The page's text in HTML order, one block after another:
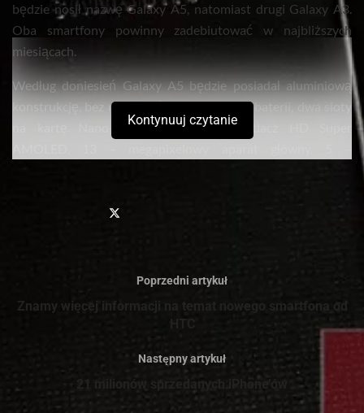
będzie nosił nazwę Galaxy A5, natomiast drugi Galaxy A3.
Oba smartfony powinny zadebiutować w najbliższych
miesiącach.
Według doniesień Galaxy A5 będzie posiadał aluminiową
konstrukcję, bez możliwości zdjęcia klapki baterii, dwa sloty
na kartę Nano-Sim, 5-calowy wyświetlacz HD Super
mAH. Biorąc pod uwagę specyfikację, smartfon będzie
twardy dla użytkowników komputerów MAC oraz PC
Verbatim prezentuje nowe dyski SSD na złączach NVMe
PCIe oraz SATA III M.2 do modernizacji systemów
Kontynuuj czytanie
Poprzedni artykuł
Znamy więcej informacji na temat nowego smartfona od
HTC
Następny artykuł
21 milionów sprzedanych iPhone’ów